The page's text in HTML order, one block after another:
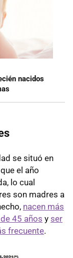
nacidos
se situó en
el año
lo cual
son madres a
nacen más
45 años y ser
frecuente.